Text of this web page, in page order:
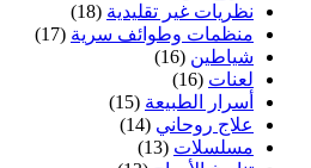
نظريات غير تقليدية (18)
منظمات وطوائف سرية (17)
شياطين (16)
لعنات (16)
أسرار الطبيعة (15)
علاج روحاني (14)
مسلسلات (13)